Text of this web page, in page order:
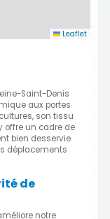
Leaflet
Saint-Denis
aux portes
son tissu
offre un cadre de
bien desservie
déplacements
de
notre